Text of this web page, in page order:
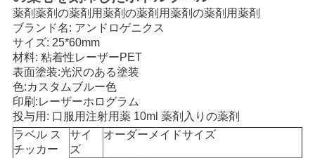
さ
い
ニ
ュ
薬剤薬剤の薬剤用薬剤の薬剤用薬剤の薬剤用薬剤
ブランド名: アンドロゲニクス
サイズ: 25*60mm
材料: 粘着性レーザーPET
表面塗装:光沢のある塗装
色:カスタムブルー色
印刷:レーザーホログラム
投与用: 口服用注射用薬 10ml 薬剤入りの薬剤
ラベル ス
チッカー
サイ
ズ
オーダーメイドサイズ